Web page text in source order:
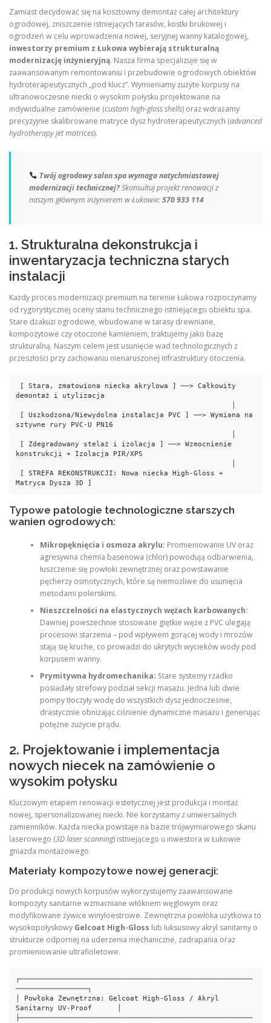
Zamiast decydować się na kosztowny demontaż całej architektury
ogrodowej, zniszczenie istniejących tarasów, kostki brukowej i
ogrodzeń w celu wprowadzenia nowej, seryjnej wanny katalogowej,
inwestorzy premium z Łukowa wybierają strukturalną
modernizację inżynieryjną. Nasza firma specjalizuje się w
zaawansowanym remontowaniu i przebudowie ogrodowych obiektów
hydroterapeutycznych „pod klucz”. Wymieniamy zużyte korpusy na
ultranowoczesne niecki o wysokim połysku projektowane na
indywidualne zamówienie (custom high-gloss shells) oraz wdrażamy
precyzyjnie skalibrowane matryce dysz hydroterapeutycznych (advanced
hydrotherapy jet matrices).
Twój ogrodowy salon spa wymaga natychmiastowej
modernizacji technicznej?Skonsultuj projekt renowacji z
naszym głównym inżynierem w Łukowie:570 933 114
1. Strukturalna dekonstrukcja i
inwentaryzacja techniczna starych
instalacji
Każdy proces modernizacji premium na terenie Łukowa rozpoczynamy
od rygorystycznej oceny stanu technicznego istniejącego obiektu spa.
Stare dżakuzi ogrodowe, wbudowane w tarasy drewniane,
kompozytowe czy otoczone kamieniem, traktujemy jako bazę
strukturalną. Naszym celem jest usunięcie wad technologicznych z
przeszłości przy zachowaniu nienaruszonej infrastruktury otoczenia.
demontaż i utylizacja
sztywne rury PVC-U PN16
konstrukcji + Izolacja PIR/XPS
Typowe patologie technologiczne starszych
wanien ogrodowych:
Mikropęknięcia i osmoza akrylu: Promieniowanie UV oraz
agresywna chemia basenowa (chlor) powodują odbarwienia,
łuszczenie się powłoki zewnętrznej oraz powstawanie
pęcherzy osmotycznych, które są niemożliwe do usunięcia
metodami polerskimi.
Nieszczelności na elastycznych wężach karbowanych:
Dawniej powszechnie stosowane giętkie węże z PVC ulegają
procesowi starzenia – pod wpływem gorącej wody i mrozów
stają się kruche, co prowadzi do ukrytych wycieków wody pod
korpusem wanny.
Prymitywna hydromechanika: Stare systemy rzadko
posiadały strefowy podział sekcji masażu. Jedna lub dwie
pompy tłoczyły wodę do wszystkich dysz jednocześnie,
drastycznie obniżając ciśnienie dynamiczne masażu i generując
potężne zużycie prądu.
2. Projektowanie i implementacja
nowych niecek na zamówienie o
wysokim połysku
Kluczowym etapem renowacji estetycznej jest produkcja i montaż
nowej, spersonalizowanej niecki. Nie korzystamy z uniwersalnych
zamienników. Każda niecka powstaje na bazie trójwymiarowego skanu
laserowego (3D laser scanning) istniejącego u inwestora w Łukowie
gniazda montażowego.
Materiały kompozytowe nowej generacji:
Do produkcji nowych korpusów wykorzystujemy zaawansowane
kompozyty sanitarne wzmacniane włóknem węglowym oraz
modyfikowane żywice winyloestrowe. Zewnętrzna powłoka użytkowa to
wysokopołyskowy Gelcoat High-Gloss lub luksusowy akryl sanitarny o
strukturze odpornej na uderzenia mechaniczne, zadrapania oraz
promieniowanie ultrafioletowe.
┌───────────────────────────────────────────────────────
─────────────────┐
│ Powłoka Zewnętrzna: Gelcoat High-Gloss / Akryl
Sanitarny UV-Proof      │
├───────────────────────────────────────────────────────